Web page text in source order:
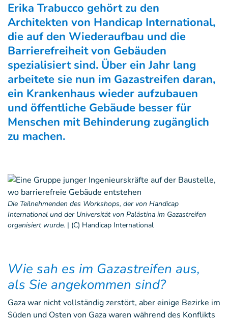
Erika Trabucco gehört zu den
Architekten von Handicap International,
die auf den Wiederaufbau und die
Barrierefreiheit von Gebäuden
spezialisiert sind. Über ein Jahr lang
arbeitete sie nun im Gazastreifen daran,
ein Krankenhaus wieder aufzubauen
und öffentliche Gebäude besser für
Menschen mit Behinderung zugänglich
zu machen.
Die Teilnehmenden des Workshops, der von Handicap
International und der Universität von Palästina im Gazastreifen
organisiert wurde. | (c) Handicap International
Wie sah es im Gazastreifen aus,
als Sie angekommen sind?
Gaza war nicht vollständig zerstört, aber einige Bezirke im
Süden und Osten von Gaza waren während des Konflikts